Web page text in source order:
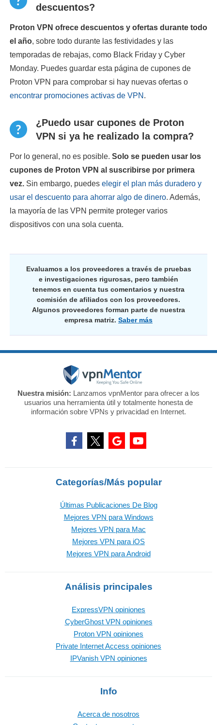
descuentos?
Proton VPN ofrece descuentos y ofertas durante todo
el año, sobre todo durante las festividades y las
temporadas de rebajas, como Black Friday y Cyber
Monday. Puedes guardar esta página de cupones de
Proton VPN para comprobar si hay nuevas ofertas o
encontrar promociones activas de VPN .
¿Puedo usar cupones de Proton
VPN si ya he realizado la compra?
Por lo general, no es posible. Solo se pueden usar los
cupones de Proton VPN al suscribirse por primera
vez. Sin embargo, puedes elegir el plan más duradero y
usar el descuento para ahorrar algo de dinero. Además,
la mayoría de las VPN permite proteger varios
dispositivos con una sola cuenta.
Evaluamos a los proveedores a través de pruebas
e investigaciones rigurosas, pero también
tenemos en cuenta tus comentarios y nuestra
comisión de afiliados con los proveedores.
Algunos proveedores forman parte de nuestra
empresa matriz. Saber más
Nuestra misión: Lanzamos vpnMentor para ofrecer a los
usuarios una herramienta útil y totalmente honesta de
información sobre VPNs y privacidad en Internet.
Categorías/Más popular
Últimas Publicaciones De Blog
Mejores VPN para Windows
Mejores VPN para Mac
Mejores VPN para iOS
Mejores VPN para Android
Análisis principales
ExpressVPN opiniones
CyberGhost VPN opiniones
Proton VPN opiniones
Private Internet Access opiniones
IPVanish VPN opiniones
Info
Acerca de nosotros